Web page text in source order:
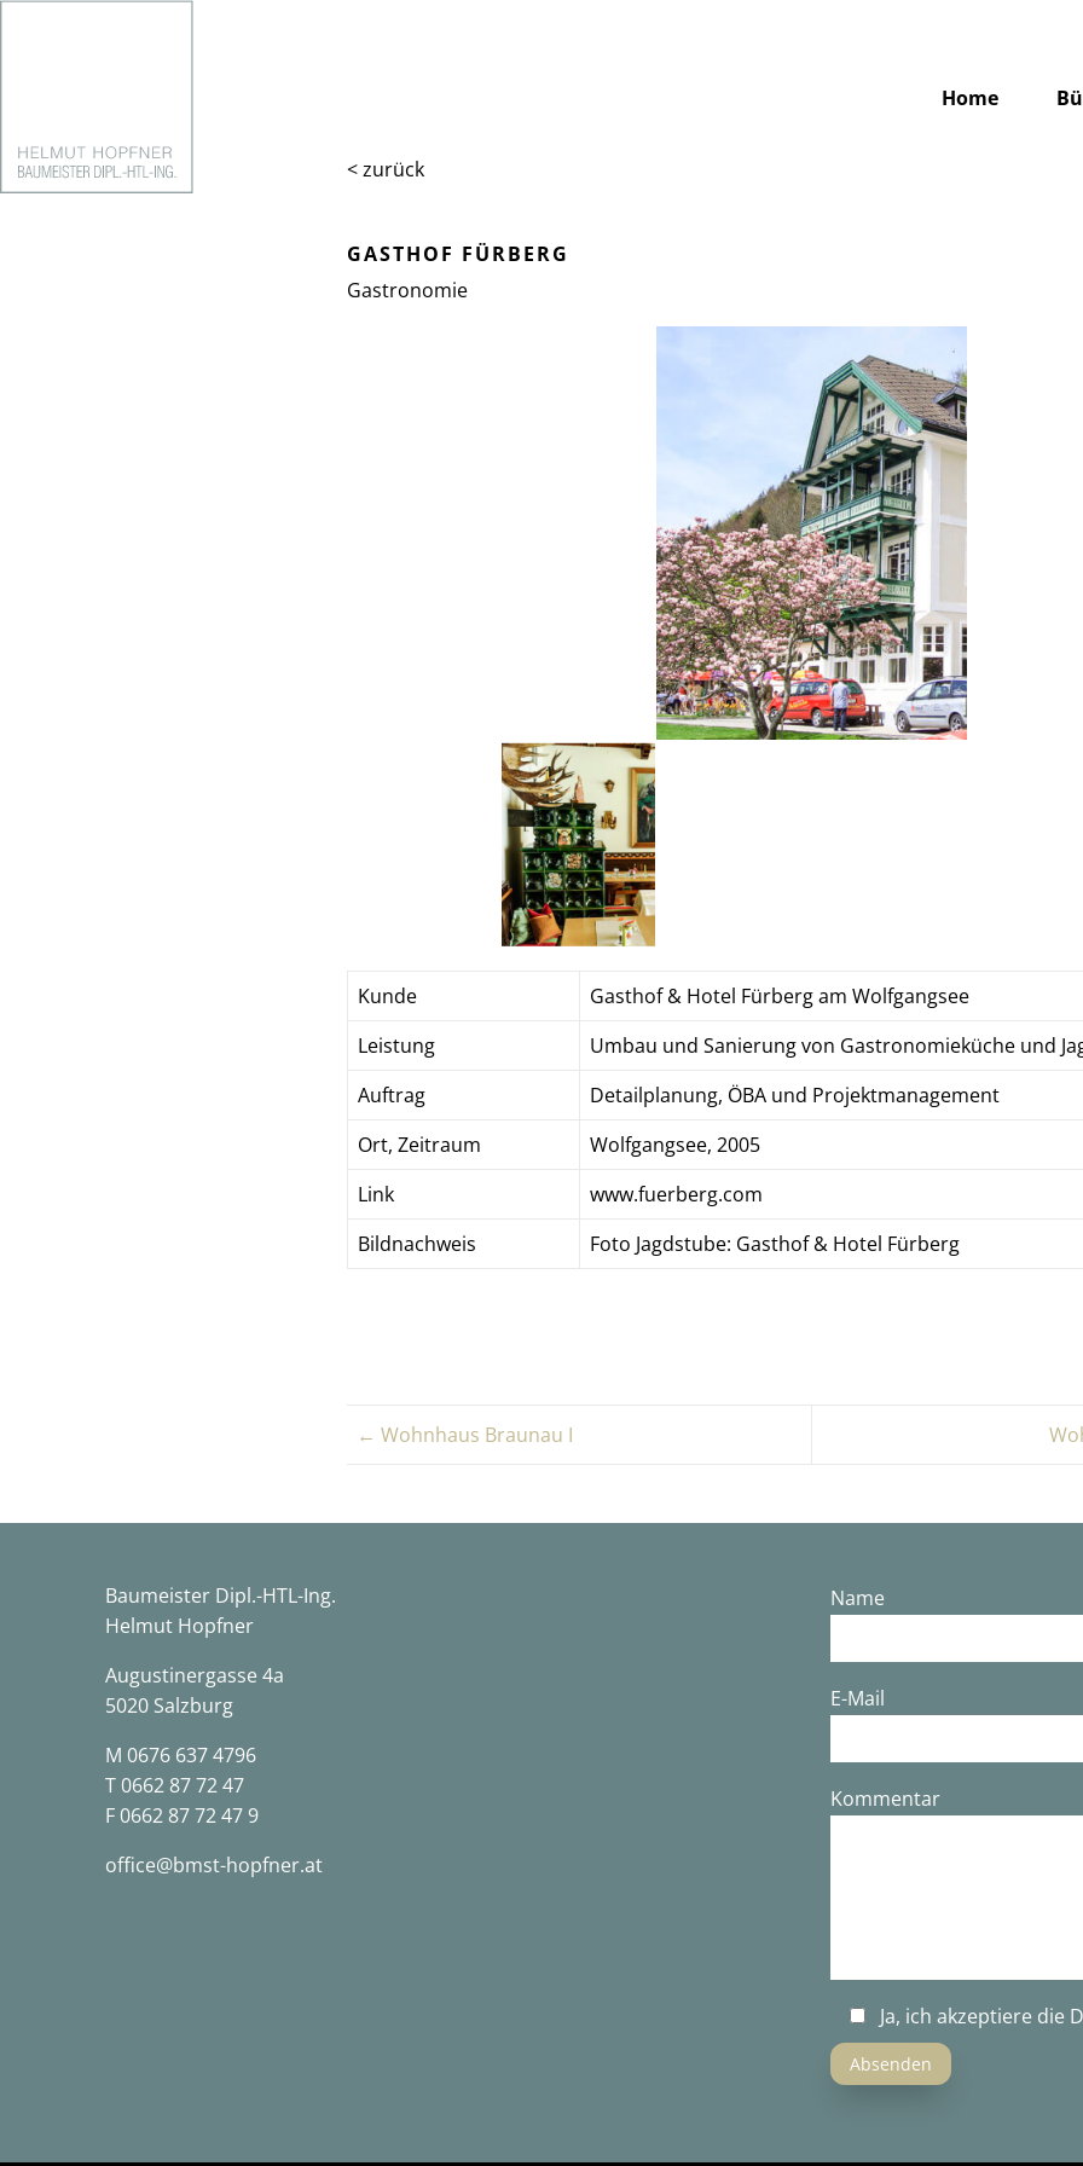
Home
< zurück
GASTHOF FÜRBERG
Gastronomie
Kunde
Gasthof & Hotel Fürberg am Wolfgangsee
Leistung
Umbau und Sanierung von Gastronomieküche und
Auftrag
Detailplanung, ÖBA und Projektmanagement
Ort, Zeitraum
Wolfgangsee, 2005
Link
www.fuerberg.com
Bildnachweis
Foto Jagdstube: Gasthof & Hotel Fürberg
← Wohnhaus Braunau I
Baumeister Dipl.-HTL-Ing.
Helmut Hopfner
Augustinergasse 4a
5020 Salzburg
M 0676 637 4796
T0662 87 72 47
F 0662 87 72 47 9
office@bmst-hopfner.at
Name
E-Mail
Bitte lasse dieses Feld leer.
Kommentar
Ja, ich akzeptiere die